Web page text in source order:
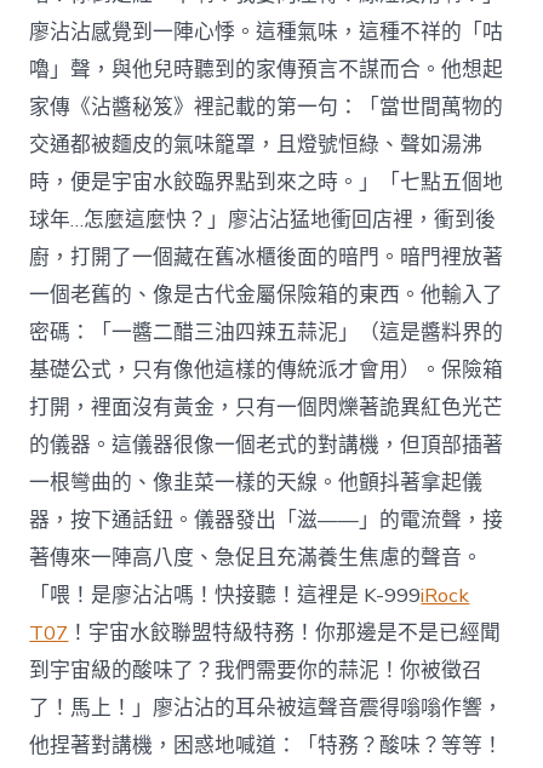
廖沾沾感覺到一陣心悸。這種氣味，這種不祥的「咕
嚕」聲，與他兒時聽到的家傳預言不謀而合。他想起
家傳《沾醬秘笈》裡記載的第一句：「當世間萬物的
交通都被麵皮的氣味籠罩，且燈號恒綠、聲如湯沸
時，便是宇宙水餃臨界點到來之時。」「七點五個地
球年…怎麼這麼快？」廖沾沾猛地衝回店裡，衝到後
廚，打開了一個藏在舊冰櫃後面的暗門。暗門裡放著
一個老舊的、像是古代金屬保險箱的東西。他輸入了
密碼：「一醬二醋三油四辣五蒜泥」（這是醬料界的
基礎公式，只有像他這樣的傳統派才會用）。保險箱
打開，裡面沒有黃金，只有一個閃爍著詭異紅色光芒
的儀器。這儀器很像一個老式的對講機，但頂部插著
一根彎曲的、像韭菜一樣的天線。他顫抖著拿起儀
器，按下通話鈕。儀器發出「滋——」的電流聲，接
著傳來一陣高八度、急促且充滿養生焦慮的聲音。
「喂！是廖沾沾嗎！快接聽！這裡是 K-999iRock
T07 ！宇宙水餃聯盟特級特務！你那邊是不是已經聞
到宇宙級的酸味了？我們需要你的蒜泥！你被徵召
了！馬上！」廖沾沾的耳朵被這聲音震得嗡嗡作響，
他捏著對講機，困惑地喊道：「特務？酸味？等等！